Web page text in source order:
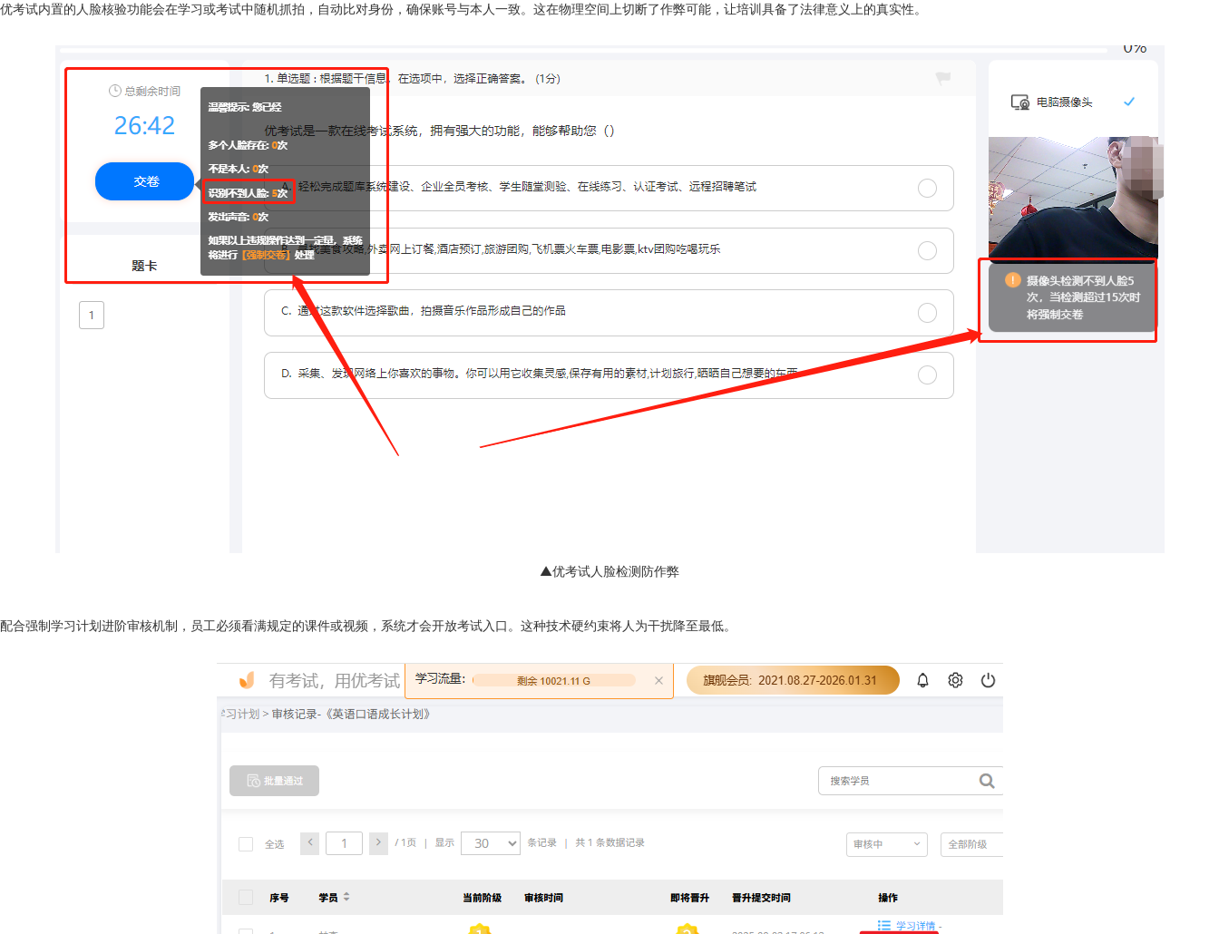
优考试内置的人脸核验功能会在学习或考试中随机抓拍，自动比对身份，确保账号与本人一致。这在物理空间上切断了作弊可能，让培训具备了法律意义上的真实性。
▲优考试人脸检测防作弊
配合强制学习计划进阶审核机制，员工必须看满规定的课件或视频，系统才会开放考试入口。这种技术硬约束将人为干扰降至最低。